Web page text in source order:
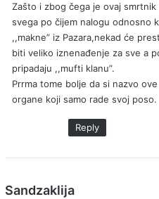
s
:
Zašto i zbog čega je ovaj
svega po čijem nalogu odnosno
,,makne” iz Pazara,nekad će
biti veliko iznenađenje za sve a
pripadaju ,,mufti klanu”.
Prrma tome bolje da si nazvo
organe koji samo rade svoj poso.
Reply
Sandzaklija